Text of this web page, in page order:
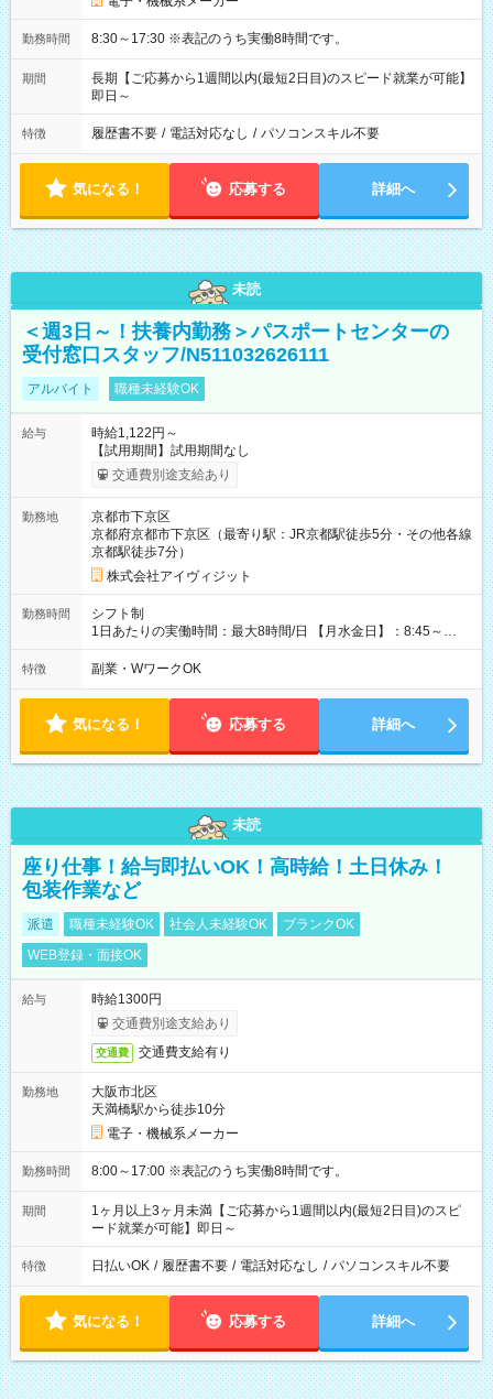
勤務時間 8:30～17:30 ※表記のうち実働8時間です。
期間
長期【ご応募から1週間以内(最短2日目)のスピード就業が可能】
即日～
特徴 履歴書不要 / 電話対応なし / パソコンスキル不要
気になる！ 応募する 詳細へ
未読
＜週3日～！扶養内勤務＞パスポートセンターの
受付窓口スタッフ/N511032626111
アルバイト 職種未経験OK
給与
時給1,122円～
【試用期間】試用期間なし
交通費別途支給あり
勤務地
京都市下京区
京都府京都市下京区（最寄り駅：JR京都駅徒歩5分・その他各線
京都駅徒歩7分）
株式会社アイヴィジット
勤務時間
シフト制
1日あたりの実働時間：最大8時間/日 【月水金日】：8:45～
16:30 【火木】：8:45～19:00 週3日～OK、シフト制 ※扶養内
勤務OK ※月1回～2回程度、日曜日出勤をお願いします。 ※時間
ん。
特徴 副業・WワークOK
気になる！ 応募する 詳細へ
未読
座り仕事！給与即払いOK！高時給！土日休み！
包装作業など
派遣 職種未経験OK 社会人未経験OK
ブランクOK
WEB登録・面接OK
給与
時給1300円
交通費別途支給あり
交通費 交通費支給有り
勤務地
大阪市北区
天満橋駅から徒歩10分
電子・機械系メーカー
勤務時間 8:00～17:00 ※表記のうち実働8時間です。
期間
1ヶ月以上3ヶ月未満【ご応募から1週間以内(最短2日目)のスピ
ード就業が可能】即日～
特徴 日払いOK / 履歴書不要 / 電話対応なし / パソコンスキル不要
気になる！ 応募する 詳細へ